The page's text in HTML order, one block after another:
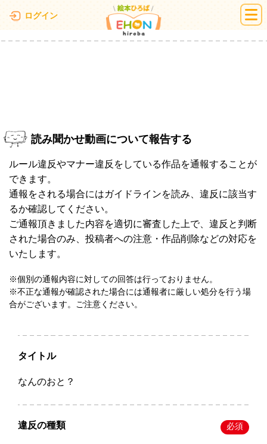
ログイン 絵本ひろば
読み聞かせ動画について報告する
ルール違反やマナー違反をしている作品を通報することが
できます。
通報をされる場合にはガイドラインを読み、違反に該当す
るか確認してください。
ご通報頂きました内容を適切に審査した上で、違反と判断
された場合のみ、投稿者への注意・作品削除などの対応を
いたします。
※個別の通報内容に対しての回答は行っておりません。
※不正な通報が確認された場合には通報者に厳しい処分を行う場
合がございます。ご注意ください。
タイトル
なんのおと？
違反の種類 必須